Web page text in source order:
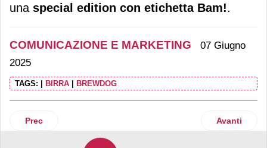
una special edition con etichetta Bam!.
COMUNICAZIONE E MARKETING
07 Giugno
2025
TAGS: BIRRA BREWDOG
Articolo precedente: Partnership tra Pan Piuma e
Prec Articolo
Avanti